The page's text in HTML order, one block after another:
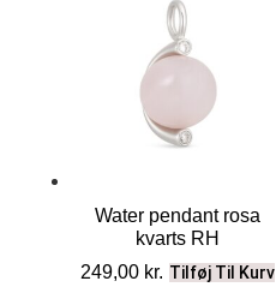
Water pendant rosa
kvarts RH
249,00 kr. Tilføj Til Kurv